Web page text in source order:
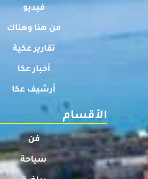
فيديو
من هنا وهناك
تقارير عكية
أخبار عكا
أرشيف عكا
الأقسام
فن
سياحة